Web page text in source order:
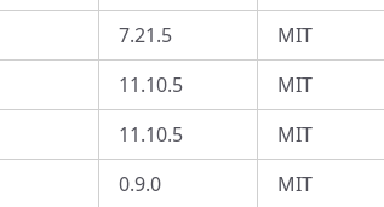
7.21.5 MIT
11.10.5 MIT
11.10.5
MIT
0.9.0
MIT